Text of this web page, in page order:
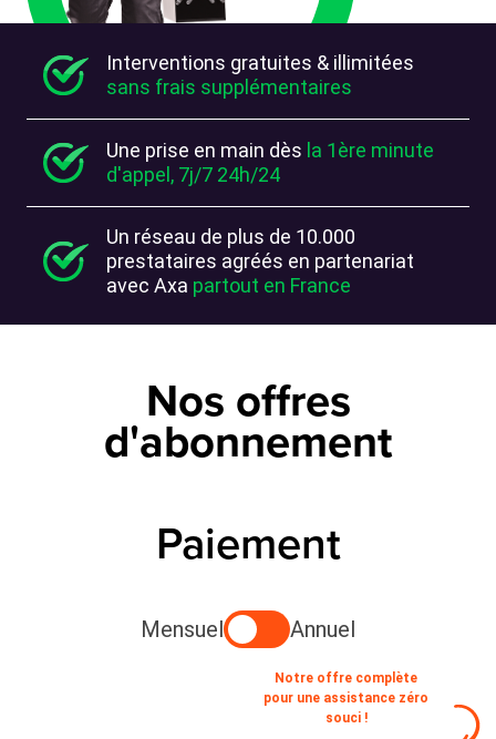
Interventions gratuites & illimitées
sans frais supplémentaires
Une prise en main dès la 1ère minute
d'appel, 7j/7 24h/24
Un réseau de plus de 10.000
prestataires agréés en partenariat
avec Axa partout en France
Nos offres
d'abonnement
Paiement
Mensuel Annuel
Notre offre complète
pour une assistance zéro
souci !